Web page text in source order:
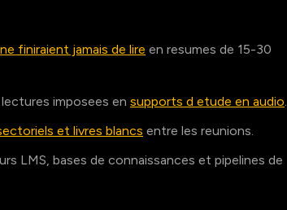
finiraient jamais de lire en resumes de 15-30
imposees en supports d etude en audio.
et livres blancs entre les reunions.
LMS, bases de connaissances et pipelines de